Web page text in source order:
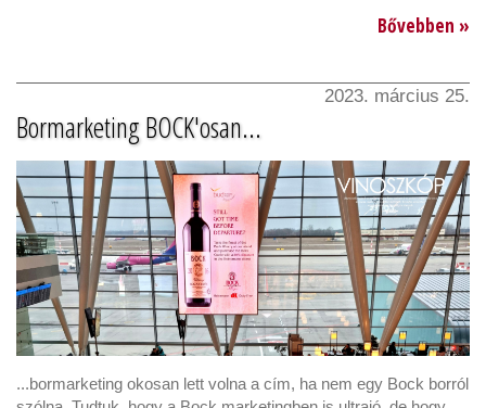
Bővebben »
2023. március 25.
Bormarketing BOCK'osan...
...bormarketing okosan lett volna a cím, ha nem egy Bock borról